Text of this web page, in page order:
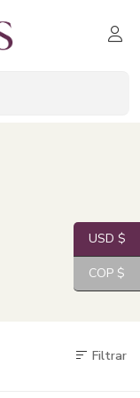
Filtrar
USD $
COP $